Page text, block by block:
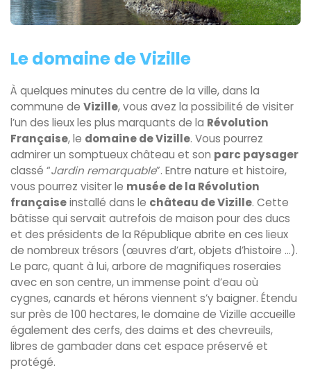
Le domaine de Vizille
À quelques minutes du centre de la ville, dans la
commune de Vizille, vous avez la possibilité de visiter
l’un des lieux les plus marquants de la Révolution
Française, le domaine de Vizille. Vous pourrez
admirer un somptueux château et son parc paysager
classé “Jardin remarquable”. Entre nature et histoire,
vous pourrez visiter le musée de la Révolution
françaiseinstallé dans le château de Vizille. Cette
bâtisse qui servait autrefois de maison pour des ducs
et des présidents de la République abrite en ces lieux
de nombreux trésors (œuvres d’art, objets d’histoire ...).
Le parc, quant à lui, arbore de magnifiques roseraies
avec en son centre, un immense point d’eau où
cygnes, canards et hérons viennent s’y baigner. Étendu
sur près de 100 hectares, le domaine de Vizille accueille
également des cerfs, des daims et des chevreuils,
libres de gambader dans cet espace préservé et
protégé.